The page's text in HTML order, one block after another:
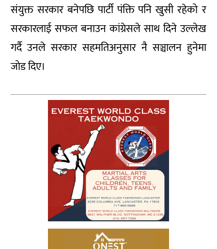
संयुक्त सरकार बनेपछि पार्टी पंक्ति पनि खुसी रहेको र
सरकारलाई सफल बनाउन कांग्रेसले साथ दिने उल्लेख
गर्दै उनले सरकार सहमतिअनुसार नै सञ्चालन हुनेमा
जोड दिए।